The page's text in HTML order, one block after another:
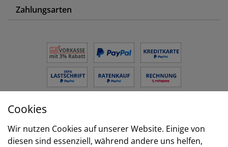
Zahlungsarten
Versand
Cookies
Wir nutzen Cookies auf unserer Website. Einige von
diesen sind essenziell, während andere uns helfen,